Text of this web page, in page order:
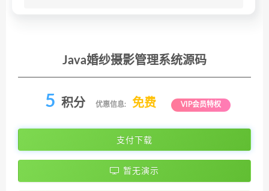
Java婚纱摄影管理系统源码
5 积分 优惠信息: 免费 VIP会员特权
支付下载
暂无演示